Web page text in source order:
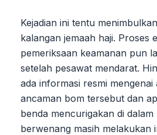
Kejadian ini tentu
kalangan jemaah haji. Proses
pemeriksaan keamanan pun
setelah pesawat mendarat.
ada informasi resmi mengenai
ancaman bom tersebut dan
benda mencurigakan di dalam
berwenang masih melakukan